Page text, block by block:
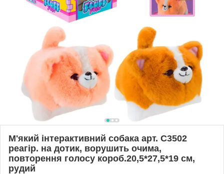
М'який інтерактивний собака арт. C3502
реагір. на дотик, ворушить очима,
повторення голосу короб.20,5*27,5*19 см,
рудий